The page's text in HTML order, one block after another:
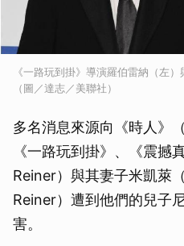
《一路玩到掛》導演羅伯雷納（左
（圖／達志／美聯社）
多名消息來源向《時人》
《一路玩到掛》、《震撼
Reiner）與其妻子米凱萊
Reiner）遭到他們的兒子
害。